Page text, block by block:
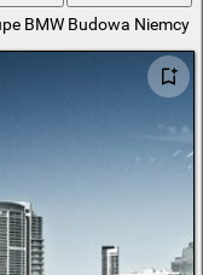
BMW Budowa Niemcy